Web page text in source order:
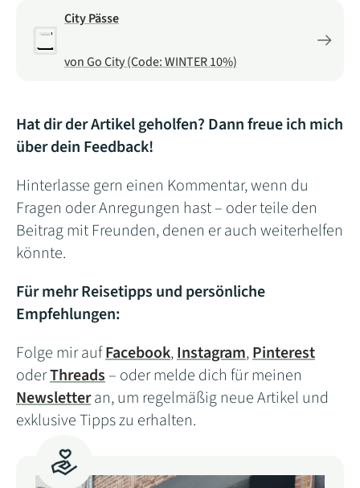
City Pässe
von Go City (Code: WINTER 10%)
Hat dir der Artikel geholfen? Dann freue ich mich
über dein Feedback!
Hinterlasse gern einen Kommentar, wenn du
Fragen oder Anregungen hast – oder teile den
Beitrag mit Freunden, denen er auch weiterhelfen
könnte.
Für mehr Reisetipps und persönliche
Empfehlungen:
Folge mir aufFacebook,Instagram,Pinterest
oderThreads– oder melde dich für meinen
Newsletteran, um regelmäßig neue Artikel und
exklusive Tipps zu erhalten.